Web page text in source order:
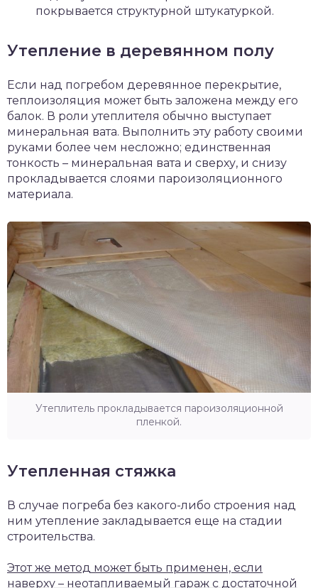
покрывается структурной штукатуркой.
Утепление в деревянном полу
Если над погребом деревянное перекрытие,
теплоизоляция может быть заложена между его
балок. В роли утеплителя обычно выступает
минеральная вата. Выполнить эту работу своими
руками более чем несложно; единственная
тонкость – минеральная вата и сверху, и снизу
прокладывается слоями пароизоляционного
материала.
Утеплитель прокладывается пароизоляционной
пленкой.
Утепленная стяжка
В случае погреба без какого-либо строения над
ним утепление закладывается еще на стадии
строительства.
Этот же метод может быть применен, если
наверху – неотапливаемый гараж с достаточной